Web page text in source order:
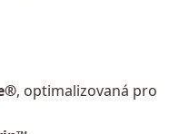
, optimalizovaná pro